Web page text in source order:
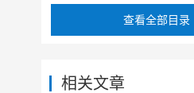
查看全部目录
相关文章